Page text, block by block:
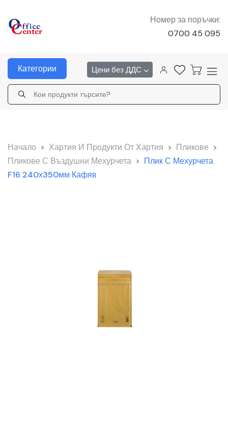
Номер за поръчки:
0700 45 095
Категории Цени без ДДС
Начало > Хартия И Продукти От Хартия > Пликове >
Пликове С Въздушни Мехурчета > Плик С Мехурчета
F16 240х350мм Кафяв